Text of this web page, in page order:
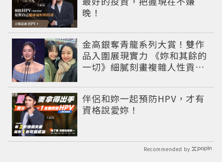
晚！
金高銀奪青龍系列大賞！雙作
品入圍展現實力 《妳和其餘的
一切》細膩刻畫複雜人性貢獻
伴侶和妳一起預防HPV，才有
資格說愛妳！
PR
Recommended by